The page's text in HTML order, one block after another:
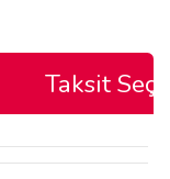
Taksit